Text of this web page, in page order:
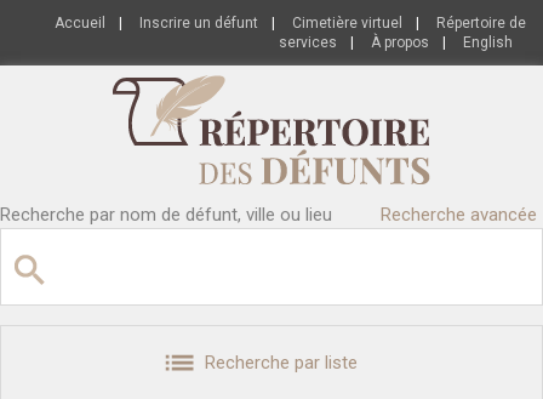
Accueil Inscrire un défunt Cimetière virtuel
Répertoire de
services
À propos English
Recherche par nom de défunt, ville ou lieu Recherche avancée
Recherche par liste